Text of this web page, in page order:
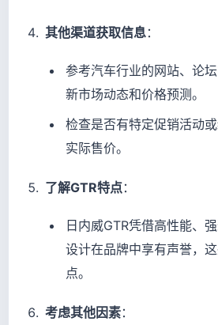
其他渠道获取信息：
参考汽车行业的网站、论
新市场动态和价格预测。
检查是否有特定促销活动
实际售价。
了解GTR特点：
日内威GTR凭借高性能、
设计在品牌中享有声誉，
点。
考虑其他因素：